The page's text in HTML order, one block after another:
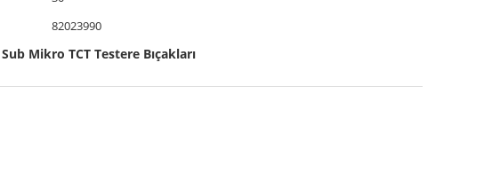
82023990
Sub Mikro TCT Testere Bıçakları